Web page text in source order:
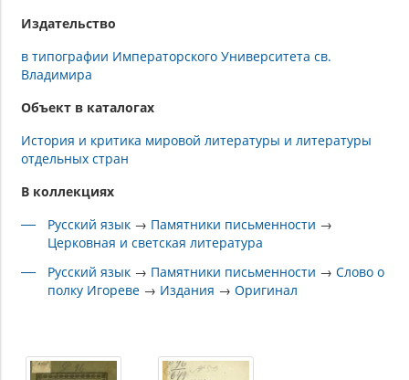
Издательство
в типографии Императорского Университета св.
Владимира
Объект в каталогах
История и критика мировой литературы и литературы
отдельных стран
В коллекциях
Русский язык → Памятники письменности →
Церковная и светская литература
Русский язык → Памятники письменности →Слово о
полку Игореве → Издания →Оригинал